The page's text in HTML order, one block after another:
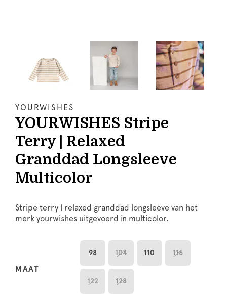
YOURWISHES
YOURWISHES Stripe
Terry | Relaxed
Granddad Longsleeve
Multicolor
Stripe terry | relaxed granddad longsleeve van het
merk yourwishes uitgevoerd in multicolor.
MAAT
98 104 110 116
122 128